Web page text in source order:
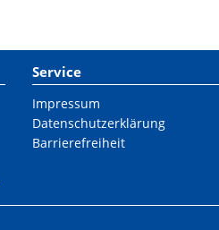
Service
Impressum
Datenschutzerklärung
Barrierefreiheit